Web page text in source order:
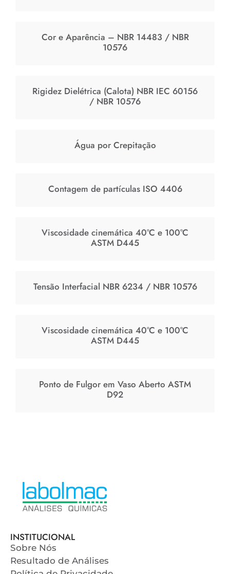
Cor e Aparência – NBR 14483 / NBR
10576
Rigidez Dielétrica (Calota) NBR IEC 60156
/ NBR 10576
Água por Crepitação
Contagem de partículas ISO 4406
Viscosidade cinemática 40°C e 100°C
ASTM D445
Tensão Interfacial NBR 6234 / NBR 10576
Viscosidade cinemática 40°C e 100°C
ASTM D445
Ponto de Fulgor em Vaso Aberto ASTM
D92
INSTITUCIONAL
Sobre Nós
Resultado de Análises